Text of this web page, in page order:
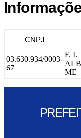
CNPJ
03.630.934/0003-
67
F. I.
ME